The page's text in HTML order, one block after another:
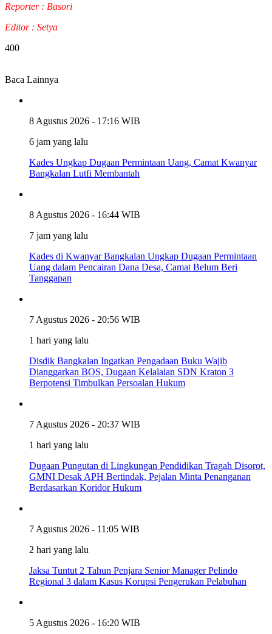
Reporter : Basori
Editor : Setya
400
Baca Lainnya
8 Agustus 2026 - 17:16 WIB
6 jam yang lalu
Kades Ungkap Dugaan Permintaan Uang, Camat Kwanyar
Bangkalan Lutfi Membantah
8 Agustus 2026 - 16:44 WIB
7 jam yang lalu
Kades di Kwanyar Bangkalan Ungkap Dugaan Permintaan
Uang dalam Pencairan Dana Desa, Camat Belum Beri
Tanggapan
7 Agustus 2026 - 20:56 WIB
1 hari yang lalu
Disdik Bangkalan Ingatkan Pengadaan Buku Wajib
Dianggarkan BOS, Dugaan Kelalaian SDN Kraton 3
Berpotensi Timbulkan Persoalan Hukum
7 Agustus 2026 - 20:37 WIB
1 hari yang lalu
Dugaan Pungutan di Lingkungan Pendidikan Tragah Disorot,
GMNI Desak APH Bertindak, Pejalan Minta Penanganan
Berdasarkan Koridor Hukum
7 Agustus 2026 - 11:05 WIB
2 hari yang lalu
Jaksa Tuntut 2 Tahun Penjara Senior Manager Pelindo
Regional 3 dalam Kasus Korupsi Pengerukan Pelabuhan
5 Agustus 2026 - 16:20 WIB